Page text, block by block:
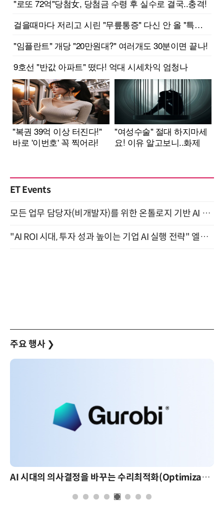
ET Events
모든 업무 담당자(비개발자)를 위한 온톨로지 기반 AI 지식체계 설계 1-day 워크숍 8월 20일 개최
"AI ROI 시대, 투자 성과 높이는 기업 AI 실행 전략" 엘타워 6층 (9월 18일)
주요 행사 ❯
AI 시대의 의사결정을 바꾸는 수리최적화(Optimization): 실제 산업 적용 사례와 활용 전략